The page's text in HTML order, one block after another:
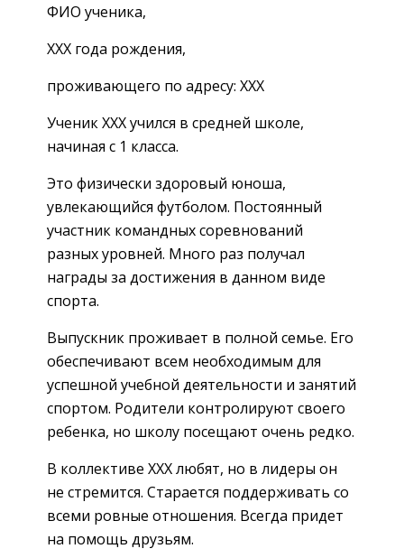
ФИО ученика,
XXX года рождения,
проживающего по адресу: XXX
Ученик XXX учился в средней школе,
начиная с 1 класса.
Это физически здоровый юноша,
увлекающийся футболом. Постоянный
участник командных соревнований
разных уровней. Много раз получал
награды за достижения в данном виде
спорта.
Выпускник проживает в полной семье. Его
обеспечивают всем необходимым для
успешной учебной деятельности и занятий
спортом. Родители контролируют своего
ребенка, но школу посещают очень редко.
В коллективе XXX любят, но в лидеры он
не стремится. Старается поддерживать со
всеми ровные отношения. Всегда придет
на помощь друзьям.